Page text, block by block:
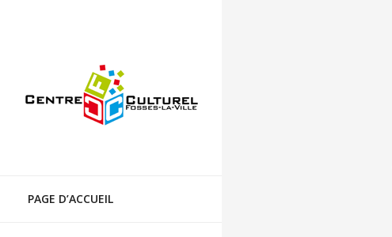
PAGE D’ACCUEIL